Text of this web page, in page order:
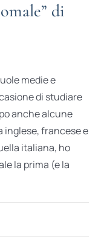
di
medie e
di studiare
anche alcune
francese e
italiana, ho
la prima (e la